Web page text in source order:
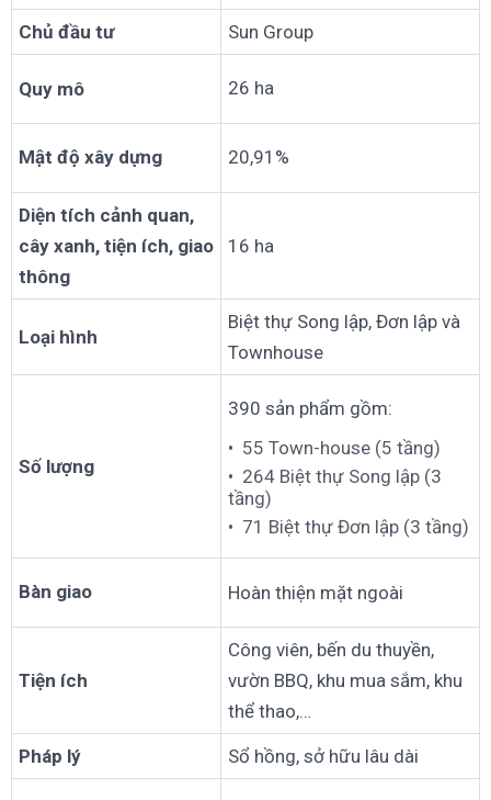
Chủ đầu tư Sun Group
Quy mô 26 ha
Mật độ xây dựng 20,91%
Diện tích cảnh quan,
cây xanh, tiện ích, giao
thông
16 ha
Loại hình
Biệt thự Song lập, Đơn lập và
Townhouse
Số lượng
390 sản phẩm gồm:
55 Town-house (5 tầng)
264 Biệt thự Song lập (3
tầng)
71 Biệt thự Đơn lập (3 tầng)
Bàn giao Hoàn thiện mặt ngoài
Tiện ích
Công viên, bến du thuyền,
vườn BBQ, khu mua sắm, khu
thể thao,…
Pháp lý Sổ hồng, sở hữu lâu dài